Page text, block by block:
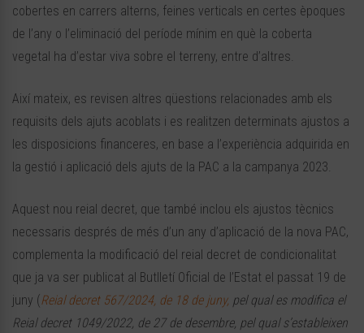
cobertes en carrers alterns, feines verticals en certes èpoques
de l’any o l’eliminació del període mínim en què la coberta
vegetal ha d’estar viva sobre el terreny, entre d’altres.
Així mateix, es revisen altres qüestions relacionades amb els
requisits dels ajuts acoblats i es realitzen determinats ajustos a
les disposicions financeres, en base a l’experiència adquirida en
la gestió i aplicació dels ajuts de la PAC a la campanya 2023.
Aquest nou reial decret, que també inclou els ajustos tècnics
necessaris després de més d’un any d’aplicació de la nova PAC,
complementa la modificació del reial decret de condicionalitat
que ja va ser publicat al Butlletí Oficial de l’Estat el passat 19 de
juny (Reial decret 567/2024, de 18 de juny, pel qual es modifica el
Reial decret 1049/2022, de 27 de desembre, pel qual s’estableixen